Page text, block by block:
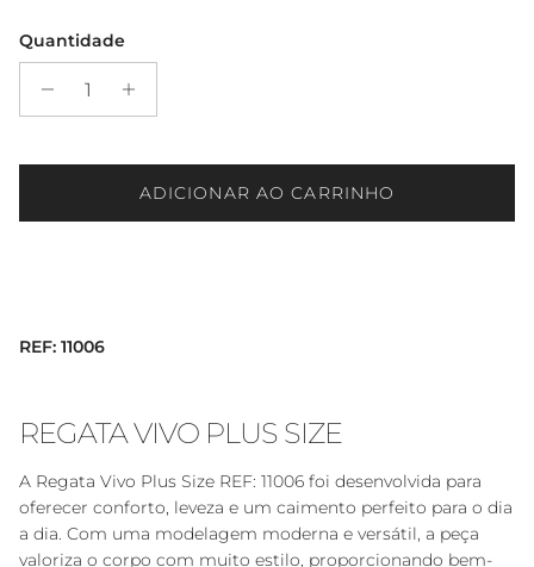
Quantidade
ADICIONAR AO CARRINHO
REF: 11006
REGATA VIVO PLUS SIZE
A Regata Vivo Plus Size REF: 11006 foi desenvolvida para
oferecer conforto, leveza e um caimento perfeito para o dia
a dia. Com uma modelagem moderna e versátil, a peça
valoriza o corpo com muito estilo, proporcionando bem-